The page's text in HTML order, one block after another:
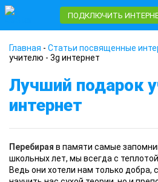
ПОДКЛЮЧИТЬ
Главная - Статьи посвященные
учителю - 3g интернет
Лучший подарок
интернет
Перебирая в памяти самые
школьных лет, мы всегда с
Ведь они хотели нам только добра,